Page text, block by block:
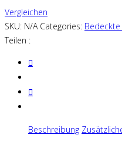
Menge
Vergleichen
SKU: N/A Categories:
Teilen :
Beschreibung